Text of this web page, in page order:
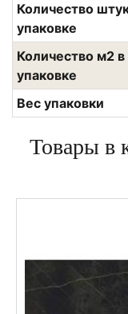
Количество
упаковке
Количество м2 в
упаковке
Вес упаковки
Товары в